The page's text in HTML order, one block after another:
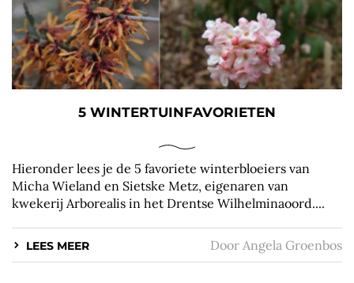
5 WINTERTUINFAVORIETEN
Hieronder lees je de 5 favoriete winterbloeiers van
Micha Wieland en Sietske Metz, eigenaren van
kwekerij Arborealis in het Drentse Wilhelminaoord....
LEES MEER Door Angela Groenbos